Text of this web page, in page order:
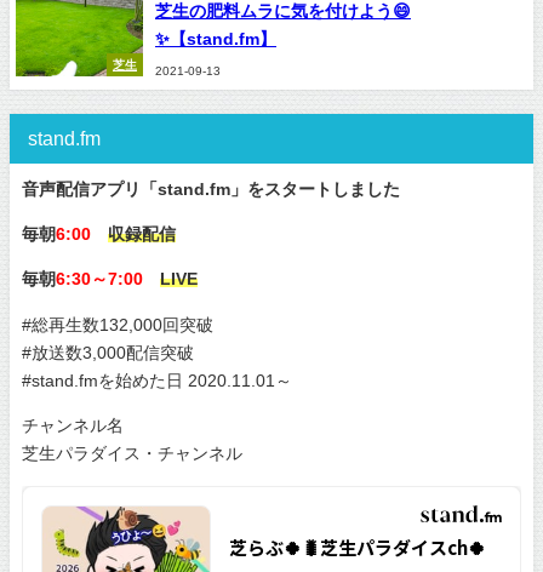
芝生
芝生の肥料ムラに気を付けよう😄
✨【stand.fm】
2021-09-13
stand.fm
音声配信アプリ「stand.fm」をスタートしました
毎朝6:00 収録配信
毎朝6:30～7:00 LIVE
#総再生数132,000回突破
#放送数3,000配信突破
#stand.fmを始めた日 2020.11.01～
チャンネル名
芝生パラダイス・チャンネル